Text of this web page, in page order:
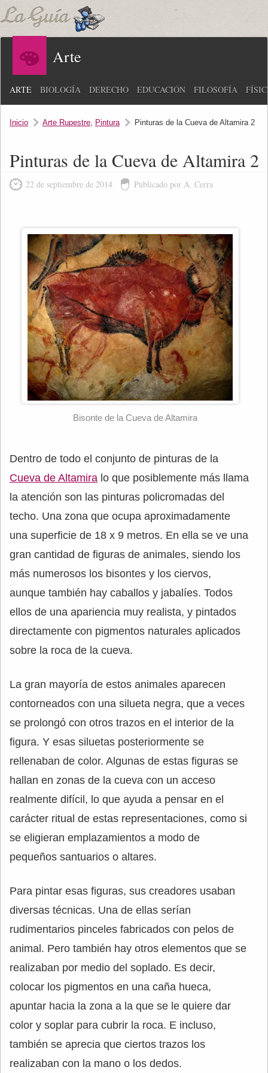
Arte
ARTE BIOLOGÍA DERECHO EDUCACIÓN FILOSOFÍA
Inicio Arte Rupestre, Pintura Pinturas de la Cueva de Altamira 2
Pinturas de la Cueva de Altamira 2
22 de septiembre de 2014 Publicado por A. Cerra
Bisonte de la Cueva de Altamira
Dentro de todo el conjunto de pinturas de la
Cueva de Altamira lo que posiblemente más llama
la atención son las pinturas policromadas del
techo. Una zona que ocupa aproximadamente
una superficie de 18 x 9 metros. En ella se ve una
gran cantidad de figuras de animales, siendo los
más numerosos los bisontes y los ciervos,
aunque también hay caballos y jabalíes. Todos
ellos de una apariencia muy realista, y pintados
directamente con pigmentos naturales aplicados
sobre la roca de la cueva.
La gran mayoría de estos animales aparecen
contorneados con una silueta negra, que a veces
se prolongó con otros trazos en el interior de la
figura. Y esas siluetas posteriormente se
rellenaban de color. Algunas de estas figuras se
hallan en zonas de la cueva con un acceso
realmente difícil, lo que ayuda a pensar en el
carácter ritual de estas representaciones, como si
se eligieran emplazamientos a modo de
pequeños santuarios o altares.
Para pintar esas figuras, sus creadores usaban
diversas técnicas. Una de ellas serían
rudimentarios pinceles fabricados con pelos de
animal. Pero también hay otros elementos que se
realizaban por medio del soplado. Es decir,
colocar los pigmentos en una caña hueca,
apuntar hacia la zona a la que se le quiere dar
color y soplar para cubrir la roca. E incluso,
también se aprecia que ciertos trazos los
realizaban con la mano o los dedos.